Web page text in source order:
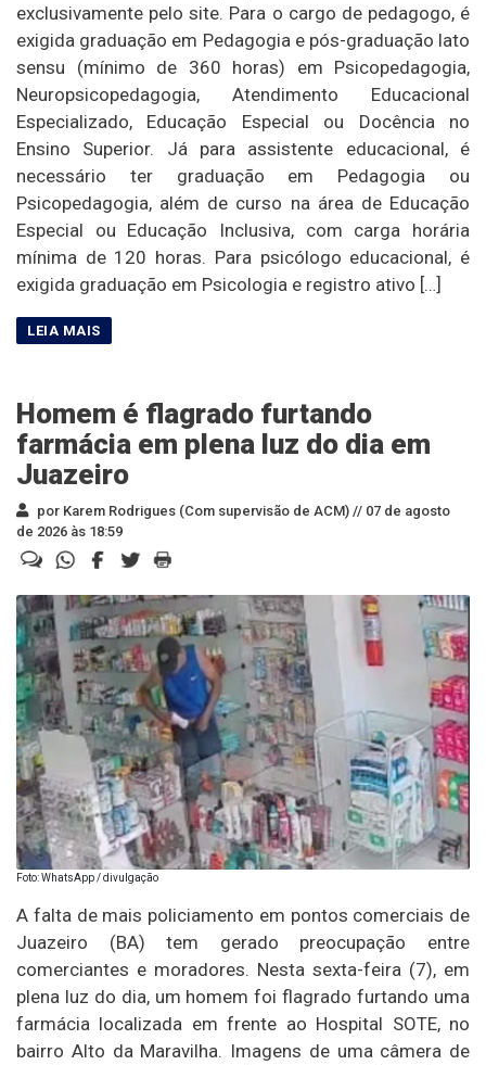
exclusivamente pelo site. Para o cargo de pedagogo, é
exigida graduação em Pedagogia e pós-graduação lato
sensu (mínimo de 360 horas) em Psicopedagogia,
Neuropsicopedagogia, Atendimento Educacional
Especializado, Educação Especial ou Docência no
Ensino Superior. Já para assistente educacional, é
necessário ter graduação em Pedagogia ou
Psicopedagogia, além de curso na área de Educação
Especial ou Educação Inclusiva, com carga horária
mínima de 120 horas. Para psicólogo educacional, é
exigida graduação em Psicologia e registro ativo […]
Homem é flagrado furtando
farmácia em plena luz do dia em
Juazeiro
por Karem Rodrigues (Com supervisão de ACM) // 07 de agosto
de 2026 às 18:59
Foto: WhatsApp / divulgação
A falta de mais policiamento em pontos comerciais de
Juazeiro (BA) tem gerado preocupação entre
comerciantes e moradores. Nesta sexta-feira (7), em
plena luz do dia, um homem foi flagrado furtando uma
farmácia localizada em frente ao Hospital SOTE, no
bairro Alto da Maravilha. Imagens de uma câmera de